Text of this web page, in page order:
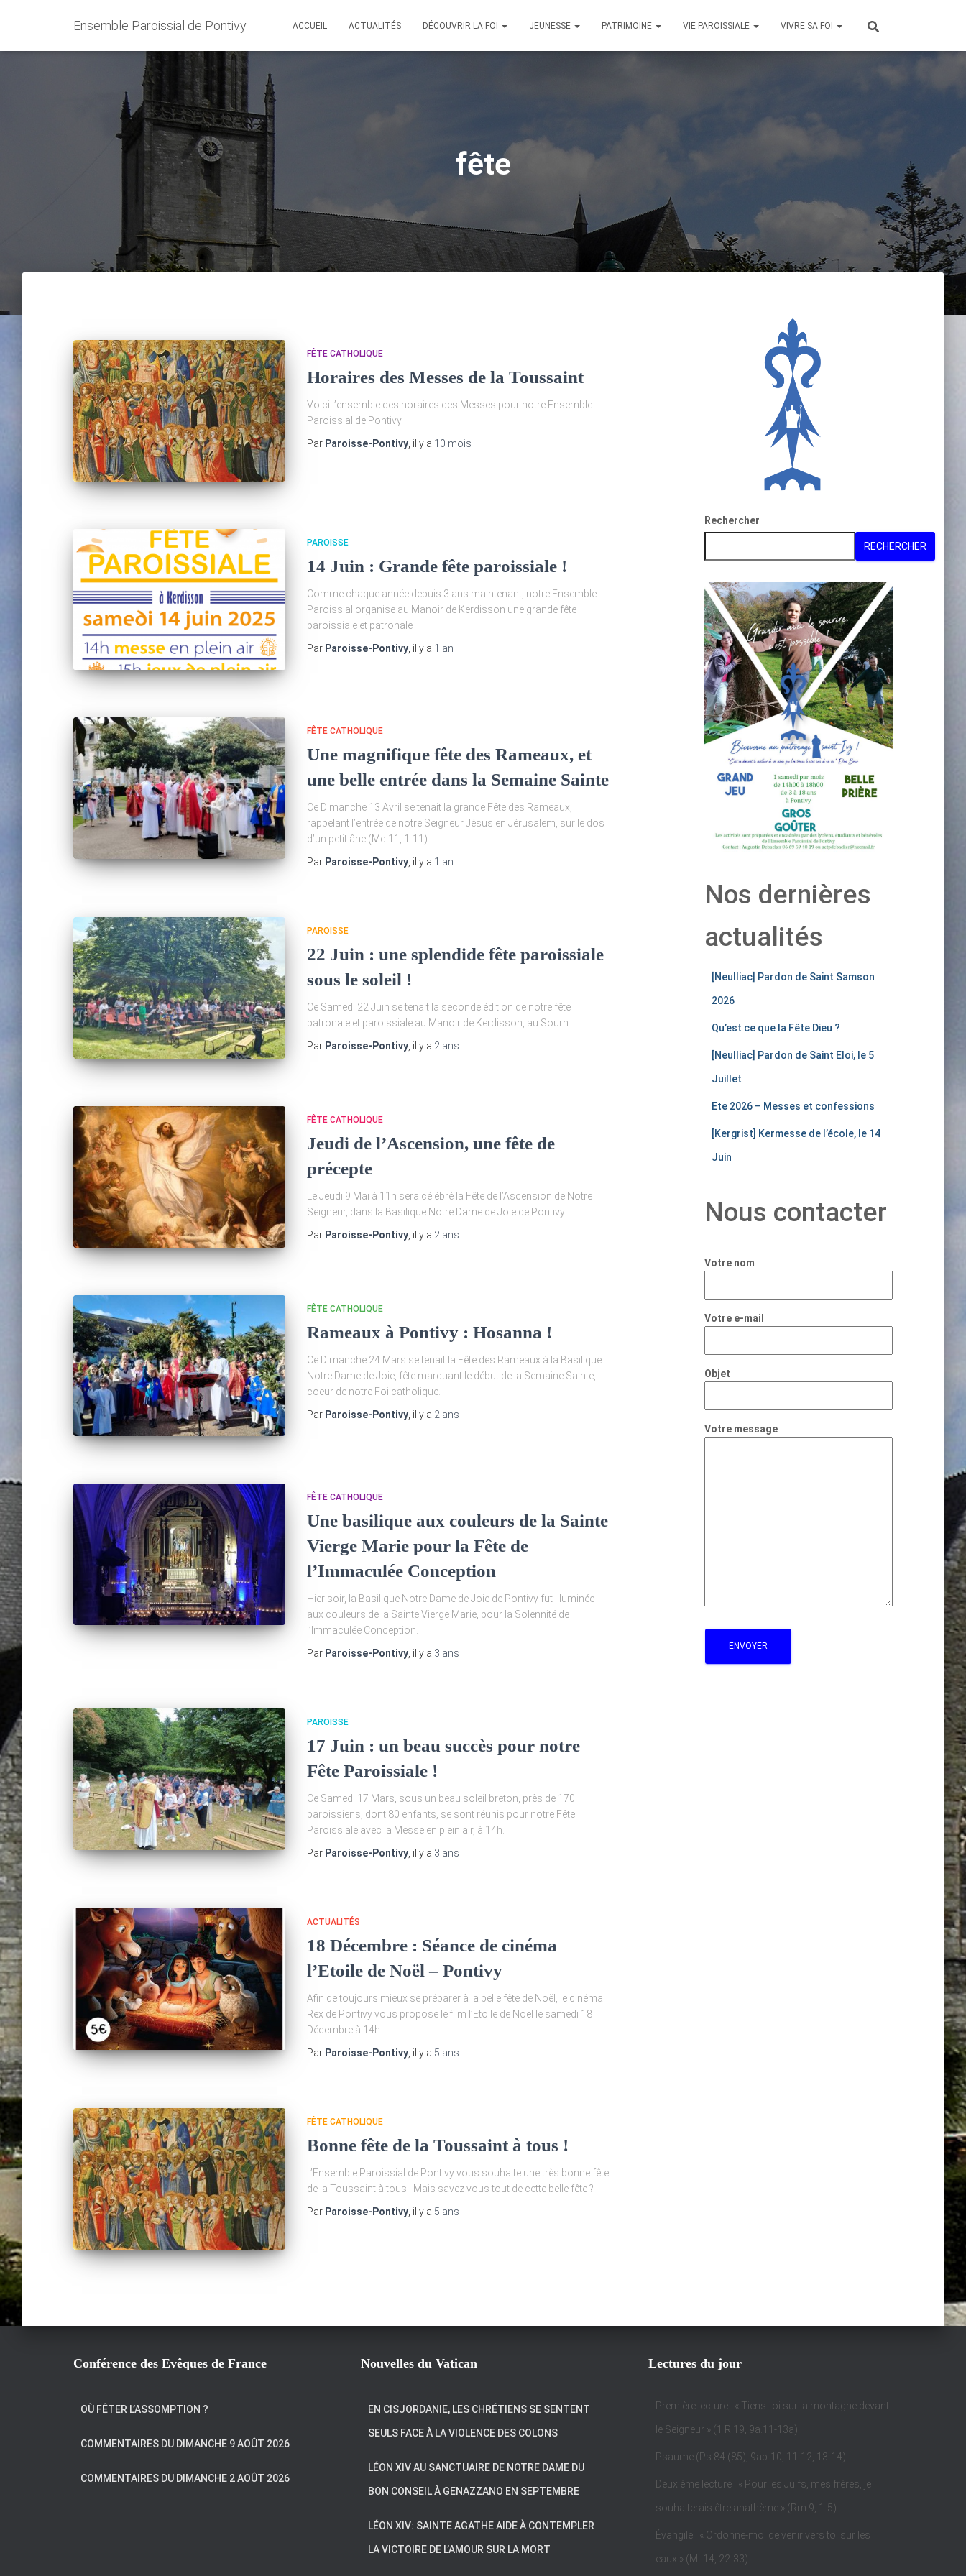
Ensemble Paroissial de Pontivy ACCUEIL ACTUALITÉS DÉCOUVRIR LA FOI JEUNESSE PATRIMOINE VIE PAROISSIALE VIVRE SA FOI
fête
FÊTE CATHOLIQUE
Horaires des Messes de la Toussaint
Voici l’ensemble des horaires des Messes pour notre Ensemble
Paroissial de Pontivy
Par Paroisse-Pontivy , il y a 10 mois
PAROISSE
14 Juin : Grande fête paroissiale !
Comme chaque année depuis 3 ans maintenant, notre Ensemble
Paroissial organise au Manoir de Kerdisson une grande fête
paroissiale et patronale
Par Paroisse-Pontivy , il y a 1 an
FÊTE CATHOLIQUE
Une magnifique fête des Rameaux, et
une belle entrée dans la Semaine Sainte
Ce Dimanche 13 Avril se tenait la grande Fête des Rameaux,
rappelant l’entrée de notre Seigneur Jésus en Jérusalem, sur le dos
d’un petit âne (Mc 11, 1-11).
Par Paroisse-Pontivy, il y a 1 an
PAROISSE
22 Juin : une splendide fête paroissiale
sous le soleil !
Ce Samedi 22 Juin se tenait la seconde édition de notre fête
patronale et paroissiale au Manoir de Kerdisson, au Sourn.
Par Paroisse-Pontivy, il y a 2 ans
FÊTE CATHOLIQUE
Jeudi de l’Ascension, une fête de
précepte
Le Jeudi 9 Mai à 11h sera célébré la Fête de l’Ascension de Notre
Seigneur, dans la Basilique Notre Dame de Joie de Pontivy.
Par Paroisse-Pontivy , il y a 2 ans
FÊTE CATHOLIQUE
Rameaux à Pontivy : Hosanna !
Ce Dimanche 24 Mars se tenait la Fête des Rameaux à la Basilique
Notre Dame de Joie, fête marquant le début de la Semaine Sainte,
coeur de notre Foi catholique.
Par Paroisse-Pontivy , il y a 2 ans
FÊTE CATHOLIQUE
Une basilique aux couleurs de la Sainte
Vierge Marie pour la Fête de
l’Immaculée Conception
Hier soir, la Basilique Notre Dame de Joie de Pontivy fut illuminée
aux couleurs de la Sainte Vierge Marie, pour la Solennité de
l’Immaculée Conception.
Par Paroisse-Pontivy, il y a 3 ans
PAROISSE
17 Juin : un beau succès pour notre
Fête Paroissiale !
Ce Samedi 17 Mars, sous un beau soleil breton, près de 170
paroissiens, dont 80 enfants, se sont réunis pour notre Fête
Paroissiale avec la Messe en plein air, à 14h.
Par Paroisse-Pontivy, il y a 3 ans
ACTUALITÉS
18 Décembre : Séance de cinéma
l’Etoile de Noël – Pontivy
Afin de toujours mieux se préparer à la belle fête de Noël, le cinéma
Rex de Pontivy vous propose le film l’Etoile de Noël le samedi 18
Décembre à 14h.
Par Paroisse-Pontivy, il y a 5 ans
FÊTE CATHOLIQUE
Bonne fête de la Toussaint à tous !
L’Ensemble Paroissial de Pontivy vous souhaite une très bonne fête
de la Toussaint à tous ! Mais savez vous tout de cette belle fête ?
Par Paroisse-Pontivy, il y a 5 ans
Rechercher
RECHERCHER
Nos dernières
actualités
[Neulliac] Pardon de Saint Samson
2026
Qu’est ce que la Fête Dieu ?
[Neulliac] Pardon de Saint Eloi, le 5
Juillet
Ete 2026 – Messes et confessions
[Kergrist] Kermesse de l’école, le 14
Juin
Nous contacter
Votre nom
Votre e-mail
Objet
Votre message
Conférence des Evêques de France
OÙ FÊTER L’ASSOMPTION ?
COMMENTAIRES DU DIMANCHE 9 AOÛT 2026
COMMENTAIRES DU DIMANCHE 2 AOÛT 2026
Nouvelles du Vatican
EN CISJORDANIE, LES CHRÉTIENS SE SENTENT
SEULS FACE À LA VIOLENCE DES COLONS
LÉON XIV AU SANCTUAIRE DE NOTRE DAME DU
BON CONSEIL À GENAZZANO EN SEPTEMBRE
LÉON XIV: SAINTE AGATHE AIDE À CONTEMPLER
LA VICTOIRE DE L’AMOUR SUR LA MORT
Lectures du jour
Première lecture : « Tiens-toi sur la montagne devant
le Seigneur » (1 R 19, 9a.11-13a)
Psaume (Ps 84 (85), 9ab-10, 11-12, 13-14)
Deuxième lecture : « Pour les Juifs, mes frères, je
souhaiterais être anathème » (Rm 9, 1-5)
Évangile : « Ordonne-moi de venir vers toi sur les
eaux » (Mt 14, 22-33)